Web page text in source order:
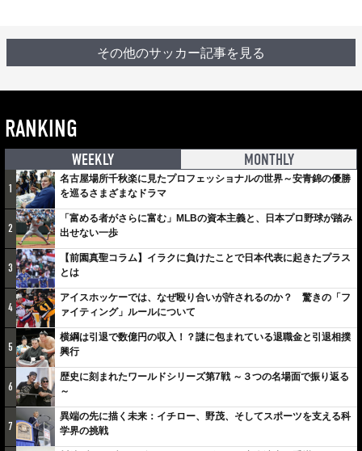
その他のサッカー記事を見る
RANKING
WEEKLY MONTHLY
1
名古屋場所千秋楽に見たプロフェッショナルの世界～安青錦の優勝
を巡るさまざまなドラマ
2
「富める者がさらに富む」MLBの資本主義と、日本プロ野球が踏み
出せない一歩
3
【前園真聖コラム】イラクに負けたことで日本代表に起きたプラス
とは
4
アイスホッケーでは、なぜ殴り合いが許されるのか？ 驚きの「フ
ァイティング」ルールについて
5
横綱は引退で数億円の収入！？謎に包まれている退職金と引退相撲
興行
6
歴史に刻まれたワールドシリーズ第7戦 ～３つの名場面で振り返る
～
7
異端の先に描く未来：イチロー、野茂、そしてスポーツを支える科
学界の挑戦